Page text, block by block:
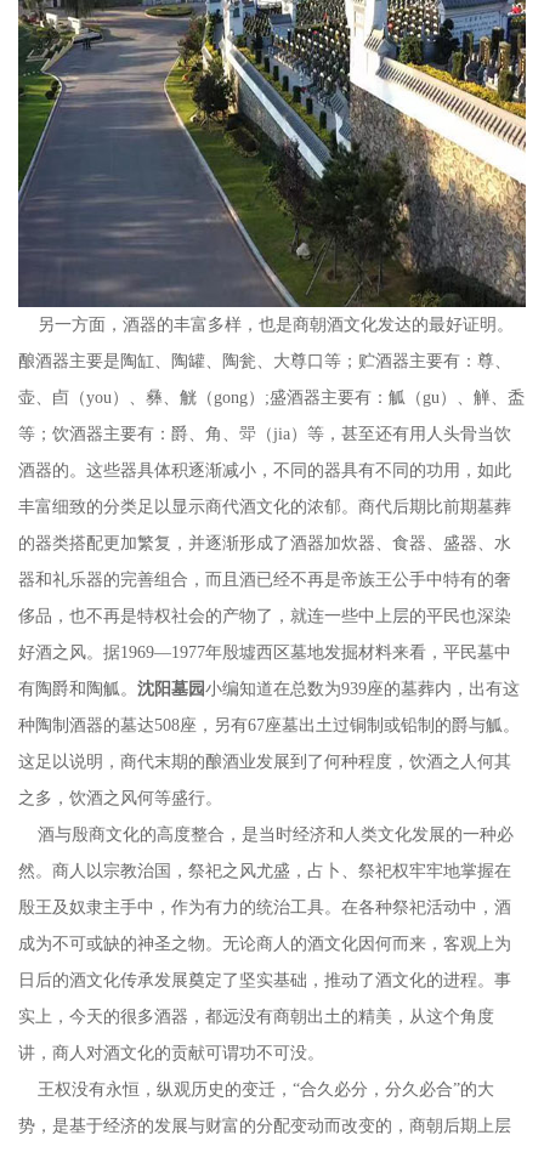
另一方面，酒器的丰富多样，也是商朝酒文化发达的最好证明。
酿酒器主要是陶缸、陶罐、陶瓮、大尊口等；贮酒器主要有：尊、
壶、卣（you）、彝、觥（gong）;盛酒器主要有：觚（gu）、觯、盉
等；饮酒器主要有：爵、角、斝（jia）等，甚至还有用人头骨当饮
酒器的。这些器具体积逐渐减小，不同的器具有不同的功用，如此
丰富细致的分类足以显示商代酒文化的浓郁。商代后期比前期墓葬
的器类搭配更加繁复，并逐渐形成了酒器加炊器、食器、盛器、水
器和礼乐器的完善组合，而且酒已经不再是帝族王公手中特有的奢
侈品，也不再是特权社会的产物了，就连一些中上层的平民也深染
好酒之风。据1969—1977年殷墟西区墓地发掘材料来看，平民墓中
有陶爵和陶觚。 沈阳墓园小编知道在总数为939座的墓葬内，出有这
种陶制酒器的墓达508座，另有67座墓出土过铜制或铅制的爵与觚。
这足以说明，商代末期的酿酒业发展到了何种程度，饮酒之人何其
之多，饮酒之风何等盛行。
酒与殷商文化的高度整合，是当时经济和人类文化发展的一种必
然。商人以宗教治国，祭祀之风尤盛，占卜、祭祀权牢牢地掌握在
殷王及奴隶主手中，作为有力的统治工具。在各种祭祀活动中，酒
成为不可或缺的神圣之物。无论商人的酒文化因何而来，客观上为
日后的酒文化传承发展奠定了坚实基础，推动了酒文化的进程。事
实上，今天的很多酒器，都远没有商朝出土的精美，从这个角度
讲，商人对酒文化的贡献可谓功不可没。
王权没有永恒，纵观历史的变迁，“合久必分，分久必合”的大
势，是基于经济的发展与财富的分配变动而改变的，商朝后期上层